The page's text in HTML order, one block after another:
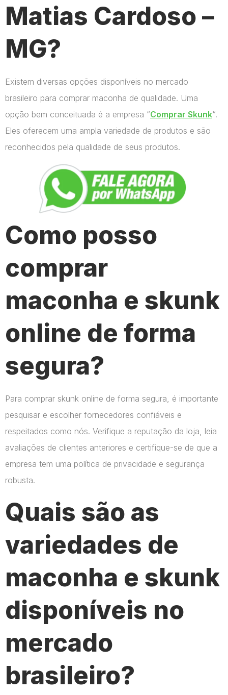
Matias Cardoso –
MG?
Existem diversas opções disponíveis no mercado
brasileiro para comprar maconha de qualidade. Uma
opção bem conceituada é a empresa “Comprar Skunk“.
Eles oferecem uma ampla variedade de produtos e são
reconhecidos pela qualidade de seus produtos.
Como posso
comprar
maconha e skunk
online de forma
segura?
Para comprar skunk online de forma segura, é importante
pesquisar e escolher fornecedores confiáveis e
respeitados como nós. Verifique a reputação da loja, leia
avaliações de clientes anteriores e certifique-se de que a
empresa tem uma política de privacidade e segurança
robusta.
Quais são as
variedades de
maconha e skunk
disponíveis no
mercado
brasileiro?